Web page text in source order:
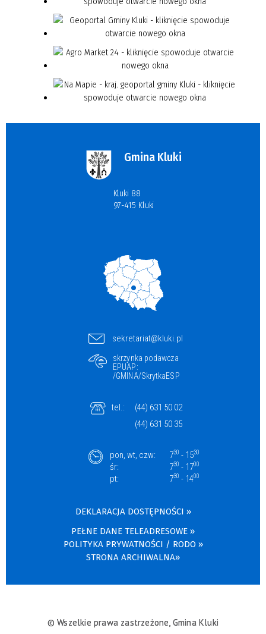
GminaKluki
Kluki 88
97-415 Kluki
sekretariat@kluki.pl
skrzynka podawcza
EPUAP:
/GMINA/SkrytkaESP
tel.:
(44) 631 50 02
(44) 631 50 35
pon, wt, czw: 730 - 1530
śr: 730 - 1700
pt: 730 - 1400
DEKLARACJA DOSTĘPNOŚCI »
PEŁNE DANE TELEADRESOWE »
POLITYKA PRYWATNOŚCI / RODO »
STRONA ARCHIWALNA»
© Wszelkie prawa zastrzeżone, Gmina Kluki